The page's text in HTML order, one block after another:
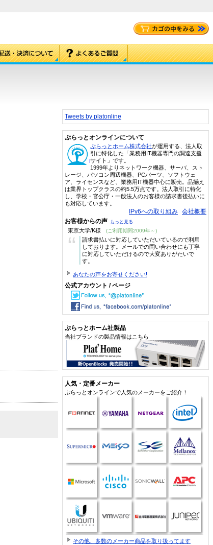
Tweets by platonline
ぷらっとオンラインについて
ぷらっとホーム株式会社が運用する、法人取
引に特化した「業務用IT機器専門の調達支援
サイト」です。
1999年よりネットワーク機器、サーバ、スト
レージ、パソコン周辺機器、PCパーツ、ソフトウェ
ア、ライセンスなど、業務用IT機器中心に販売。品揃え
は業界トップクラスの約5.5万点です。法人取引に特化
し、学校・官公庁・一般法人のお客様の請求書後払いに
も対応しています。
IPv6への取り組み 会社概要
お客様からの声 もっと見る
東京大学/K様 (ご利用期間2009年～)
“
請求書払いに対応していただいているので利用
しております。メールでの問い合わせにも丁寧
に対応していただけるので大変ありがたいで
す。
あなたの声をお寄せください!
公式アカウント / ページ
ぷらっとホーム社製品
当社ブランドの製品情報はこちら
人気・定番メーカー
ぷらっとオンラインで人気のメーカーをご紹介！
その他、多数のメーカー商品を取り扱ってます